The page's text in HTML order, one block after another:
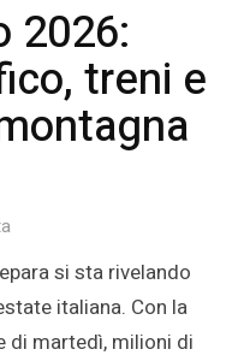
2026:
treni e
si sta rivelando
italiana. Con la
di martedì, milioni di